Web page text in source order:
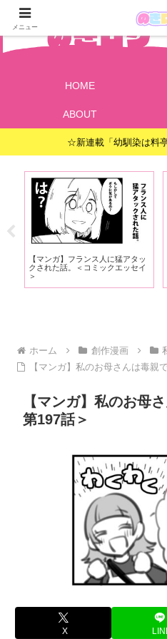
HOME
ABOUT
☆新連載「幼馴染は料
【マンガ】フランス人に猛アタッ
クされた話。＜コミックエッセイ
＞
ホーム 創作漫画
【マンガ】私のお母さんは毒親
【マンガ】私のお母
第197話＞
X
メニュー